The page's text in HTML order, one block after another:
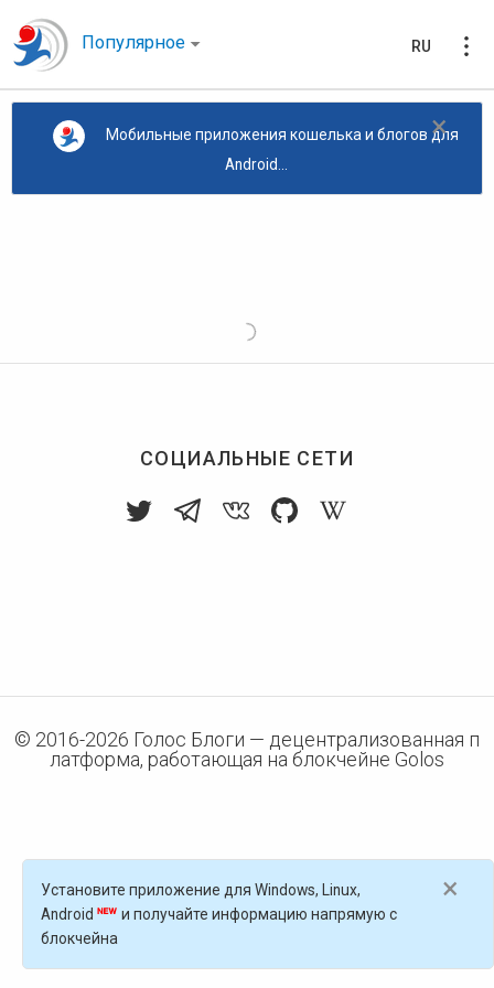
Популярное RU
×
Мобильные приложения кошелька и блогов для
Android...
СОЦИАЛЬНЫЕ СЕТИ
© 2016-2026 Голос Блоги — децентрализованная п
латформа, работающая на блокчейне Golos
×
Установите приложение для Windows, Linux,
Android
и получайте информацию напрямую с
блокчейна